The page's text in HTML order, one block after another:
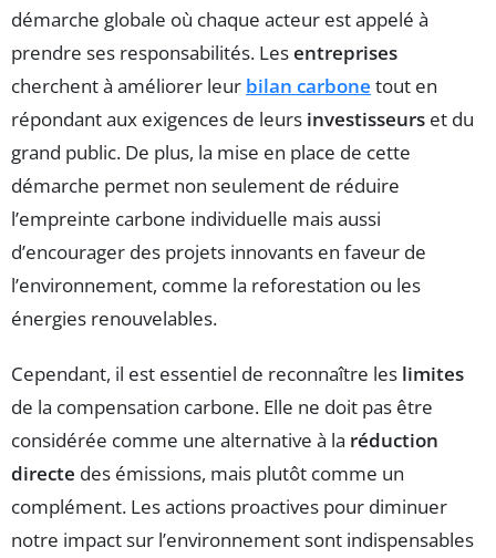
démarche globale où chaque acteur est appelé à
prendre ses responsabilités. Lesentreprises
cherchent à améliorer leur bilan carbone tout en
répondant aux exigences de leurs investisseurs et du
grand public. De plus, la mise en place de cette
démarche permet non seulement de réduire
l’empreinte carbone individuelle mais aussi
d’encourager des projets innovants en faveur de
l’environnement, comme la reforestation ou les
énergies renouvelables.
Cependant, il est essentiel de reconnaître les limites
de la compensation carbone. Elle ne doit pas être
considérée comme une alternative à la réduction
directe des émissions, mais plutôt comme un
complément. Les actions proactives pour diminuer
notre impact sur l’environnement sont indispensables